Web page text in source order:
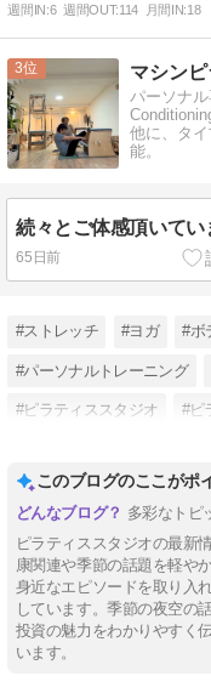
週間IN:6 週間OUT:114 月間IN:18
3 マシン
パーソナ
他に、タ
能。
続々とご体感頂いてい
65日前
#ストレッチ #ヨガ #ボ
#パーソナルトレーニング
#ピラティススタジオ #ピ
このブログのここがポ
多彩なトピ
ピラティススタジオの最新
康関連や季節の話題を軽や
身近なエピソードを取り入
しています。季節の夜空の
投資の魅力をわかりやすく
います。